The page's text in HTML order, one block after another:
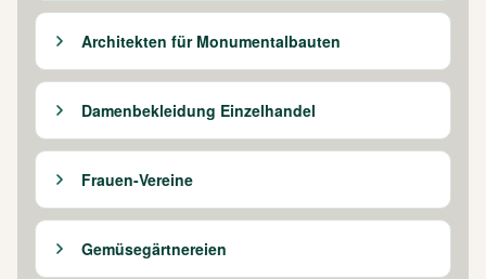
Architekten für Monumentalbauten
Damenbekleidung Einzelhandel
Frauen-Vereine
Gemüsegärtnereien